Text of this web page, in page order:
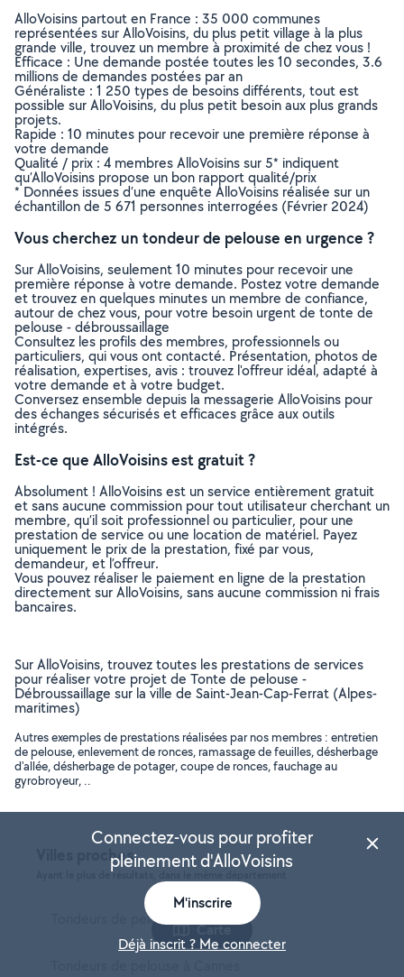
AlloVoisins partout en France : 35 000 communes
représentées sur AlloVoisins, du plus petit village à la plus
grande ville, trouvez un membre à proximité de chez vous !
Efficace : Une demande postée toutes les 10 secondes, 3.6
millions de demandes postées par an
Généraliste : 1 250 types de besoins différents, tout est
possible sur AlloVoisins, du plus petit besoin aux plus grands
projets.
Rapide : 10 minutes pour recevoir une première réponse à
votre demande
Qualité / prix : 4 membres AlloVoisins sur 5* indiquent
qu’AlloVoisins propose un bon rapport qualité/prix
* Données issues d’une enquête AlloVoisins réalisée sur un
échantillon de 5 671 personnes interrogées (Février 2024)
Vous cherchez un tondeur de pelouse en urgence ?
Sur AlloVoisins, seulement 10 minutes pour recevoir une
première réponse à votre demande. Postez votre demande
et trouvez en quelques minutes un membre de confiance,
autour de chez vous, pour votre besoin urgent de tonte de
pelouse - débroussaillage
Consultez les profils des membres, professionnels ou
particuliers, qui vous ont contacté. Présentation, photos de
réalisation, expertises, avis : trouvez l'offreur idéal, adapté à
votre demande et à votre budget.
Conversez ensemble depuis la messagerie AlloVoisins pour
des échanges sécurisés et efficaces grâce aux outils
intégrés.
Est-ce que AlloVoisins est gratuit ?
Absolument ! AlloVoisins est un service entièrement gratuit
et sans aucune commission pour tout utilisateur cherchant un
membre, qu’il soit professionnel ou particulier, pour une
prestation de service ou une location de matériel. Payez
uniquement le prix de la prestation, fixé par vous,
demandeur, et l’offreur.
Vous pouvez réaliser le paiement en ligne de la prestation
directement sur AlloVoisins, sans aucune commission ni frais
bancaires.
Sur AlloVoisins, trouvez toutes les prestations de services
pour réaliser votre projet de Tonte de pelouse -
Débroussaillage sur la ville de Saint-Jean-Cap-Ferrat (Alpes-
maritimes)
Autres exemples de prestations réalisées par nos membres : entretien
de pelouse, enlevement de ronces, ramassage de feuilles, désherbage
d'allée, désherbage de potager, coupe de ronces, fauchage au
gyrobroyeur, ..
Villes proches
Ayant le plus de résultats, dans le même département
Tondeurs de pelouse à Nice
Carte
Connectez-vous pour profiter
pleinement d'AlloVoisins
M'inscrire
Déjà inscrit ? Me connecter